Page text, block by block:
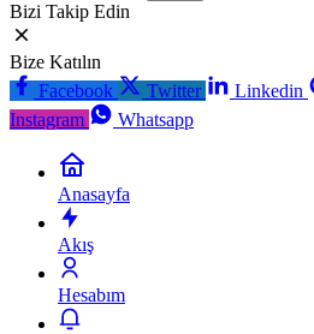
Bizi Takip Edin
Bize Katılın
Facebook
Twitter Linkedin
Instagram
Whatsapp
Anasayfa
Akış
Hesabım